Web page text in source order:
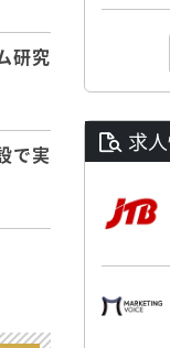
研究
で実 求